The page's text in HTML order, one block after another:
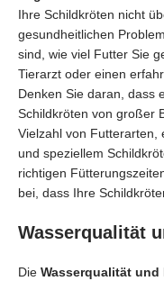
Ihre Schildkröten nicht
gesundheitlichen
sind, wie viel Futter Sie
Tierarzt oder einen
Denken Sie daran, dass
Schildkröten von großer
Vielzahl von Futterarten,
und speziellem
richtigen
bei, dass Ihre
Wasserqualität
Die Wasserqualität und